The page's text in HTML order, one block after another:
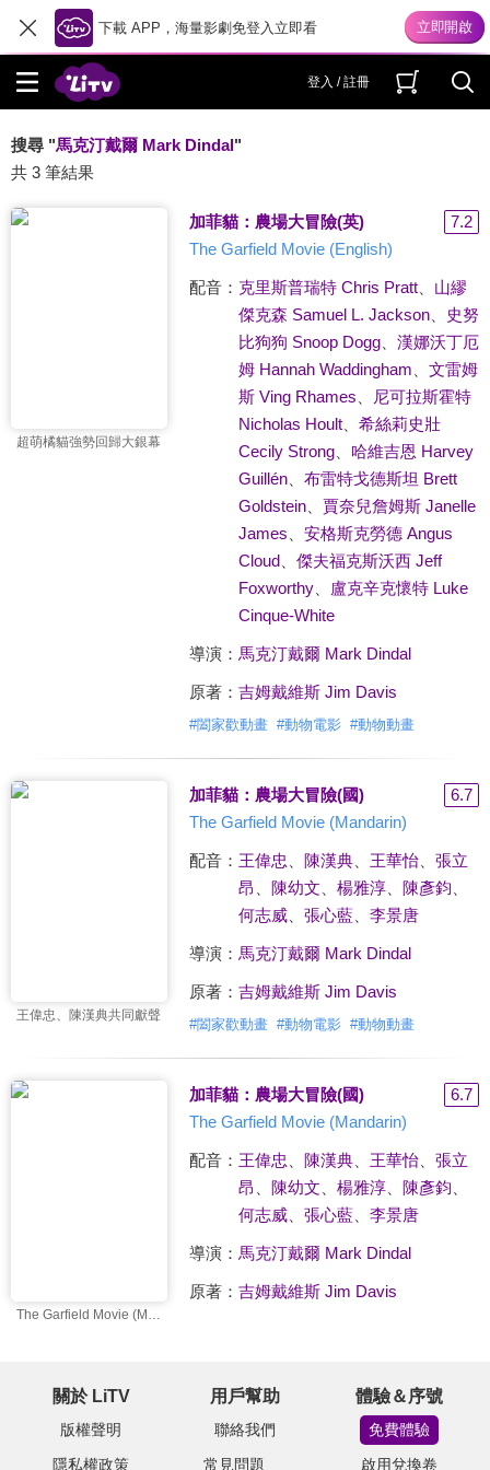
下載 APP，海量影劇免登入立即看
登入 / 註冊
搜尋 "馬克汀戴爾 Mark Dindal"
共 3 筆結果
超萌橘貓強勢回歸大銀幕
加菲貓：農場大冒險(英)
7.2
The Garfield Movie (English)
配音： 克里斯普瑞特 Chris Pratt、 山繆
傑克森 Samuel L. Jackson、
史努
比狗狗 Snoop Dogg、 漢娜沃丁厄
姆 Hannah Waddingham
文雷姆
斯 Ving Rhames
尼可拉斯霍特
Nicholas Hoult、 希絲莉史壯
Cecily Strong、 哈維吉恩 Harvey
Guillén、 布雷特戈德斯坦 Brett
Goldstein、 賈奈兒詹姆斯 Janelle
James
安格斯克勞德 Angus
Cloud、 傑夫福克斯沃西 Jeff
Foxworthy、
盧克辛克懷特 Luke
Cinque-White
導演： 馬克汀戴爾 Mark Dindal
原著： 吉姆戴維斯 Jim Davis
#闔家歡動畫 #動物電影 #動物動畫
王偉忠、陳漢典共同獻聲
加菲貓：農場大冒險(國)
6.7
The Garfield Movie (Mandarin)
配音： 王偉忠 陳漢典、 王華怡、 張立
昂
陳幼文 楊雅淳、 陳彥鈞
何志威、 張心藍、 李景唐
導演： 馬克汀戴爾 Mark Dindal
原著： 吉姆戴維斯 Jim Davis
#闔家歡動畫 #動物電影 #動物動畫
The Garfield Movie (Mandarin)
加菲貓：農場大冒險(國)
6.7
The Garfield Movie (Mandarin)
配音： 王偉忠 陳漢典、 王華怡、 張立
昂
陳幼文 楊雅淳、 陳彥鈞
何志威、 張心藍、 李景唐
導演： 馬克汀戴爾 Mark Dindal
原著： 吉姆戴維斯 Jim Davis
關於 LiTV
版權聲明
隱私權政策
用戶幫助
聯絡我們
常見問題
體驗＆序號
免費體驗
啟用兌換卷